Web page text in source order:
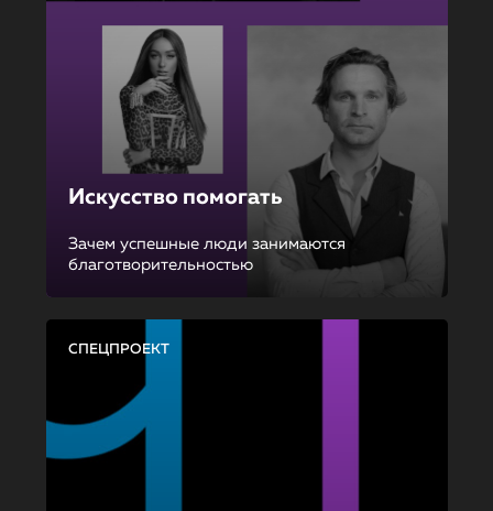
Искусство помогать
Зачем успешные люди занимаются
благотворительностью
СПЕЦПРОЕКТ